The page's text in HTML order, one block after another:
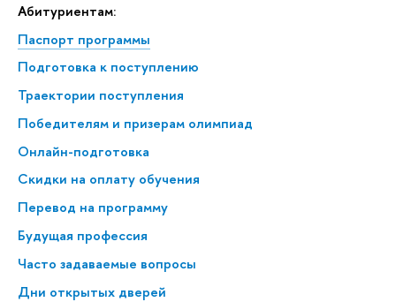
Абитуриентам:
Паспорт программы
Подготовка к поступлению
Траектории поступления
Победителям и призерам олимпиад
Онлайн-подготовка
Скидки на оплату обучения
Перевод на программу
Будущая профессия
Часто задаваемые вопросы
Дни открытых дверей